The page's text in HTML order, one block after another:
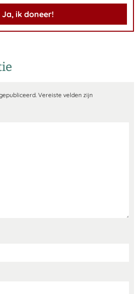
Ja, ik doneer!
Vereiste velden zijn